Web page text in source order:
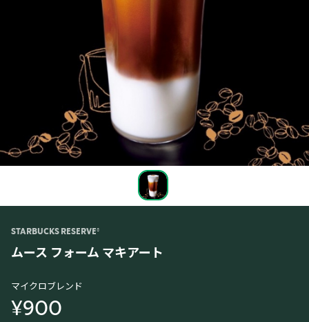
STARBUCKS RESERVE®
ムース フォーム マキアート
マイクロブレンド
¥900